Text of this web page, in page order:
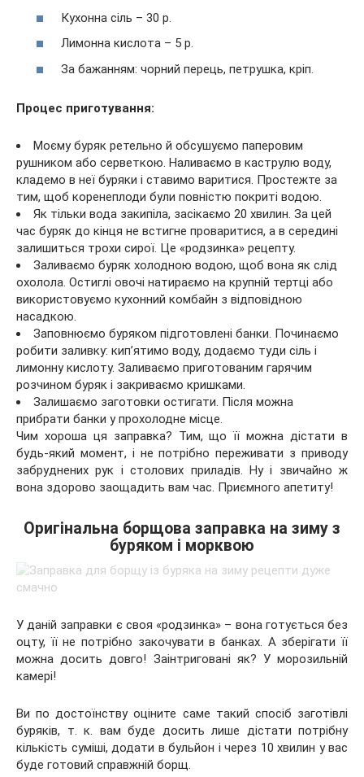
Кухонна сіль – 30 р.
Лимонна кислота – 5 р.
За бажанням: чорний перець, петрушка, кріп.
Процес приготування:
Моєму буряк ретельно й обсушуємо паперовим
рушником або серветкою. Наливаємо в каструлю воду,
кладемо в неї буряки і ставимо варитися. Простежте за
тим, щоб коренеплоди були повністю покриті водою.
Як тільки вода закипіла, засікаємо 20 хвилин. За цей
час буряк до кінця не встигне проваритися, а в середині
залишиться трохи сирої. Це «родзинка» рецепту.
Заливаємо буряк холодною водою, щоб вона як слід
охолола. Остиглі овочі натираємо на крупній тертці або
використовуємо кухонний комбайн з відповідною
насадкою.
Заповнюємо буряком підготовлені банки. Починаємо
робити заливку: кип’ятимо воду, додаємо туди сіль і
лимонну кислоту. Заливаємо приготованим гарячим
розчином буряк і закриваємо кришками.
Залишаємо заготовки остигати. Після можна
прибрати банки у прохолодне місце.
Чим хороша ця заправка? Тим, що її можна дістати в
будь-який момент, і не потрібно переживати з приводу
забруднених рук і столових приладів. Ну і звичайно ж
вона здорово заощадить вам час. Приємного апетиту!
Оригінальна борщова заправка на зиму з
буряком і морквою
У даній заправки є своя «родзинка» – вона готується без
оцту, її не потрібно закочувати в банках. А зберігати її
можна досить довго! Заінтриговані як? У морозильній
камері!
Ви по достоїнству оціните саме такий спосіб заготівлі
буряків, т. к. вам буде досить лише дістати потрібну
кількість суміші, додати в бульйон і через 10 хвилин у вас
буде готовий справжній борщ.